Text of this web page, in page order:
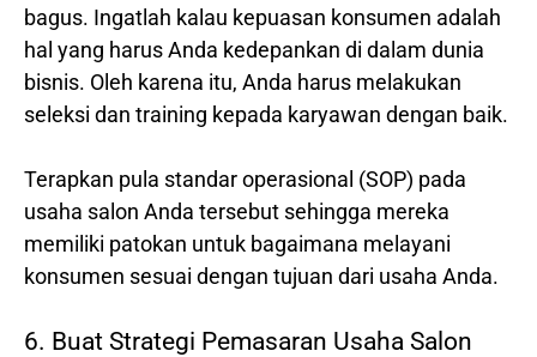
bagus. Ingatlah kalau kepuasan konsumen adalah
hal yang harus Anda kedepankan di dalam dunia
bisnis. Oleh karena itu, Anda harus melakukan
seleksi dan training kepada karyawan dengan baik.
Terapkan pula standar operasional (SOP) pada
usaha salon Anda tersebut sehingga mereka
memiliki patokan untuk bagaimana melayani
konsumen sesuai dengan tujuan dari usaha Anda.
6. Buat Strategi Pemasaran Usaha Salon